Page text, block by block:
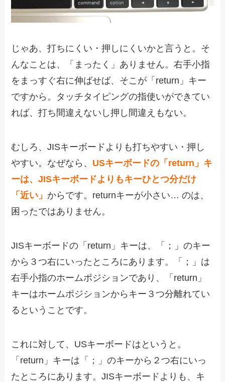
じゃあ、打ちにくい・押しにくいかと言うと。そ
んなことは、「まったく」ありません。右手小指
をまっすぐ右に伸ばせば、そこが「return」キー
ですから。タッチタイピングの指使いができてい
れば、打ち間違えないし押し間違えもない。
むしろ、JISキーボードよりも打ちやすい・押し
やすい。なぜなら、 USキーボードの「return」キ
ーは、JISキーボードよりもキーひとつ分だけ
「近い」 からです。returnキーが小さい… のは、
困ったではありません。
JISキーボードの「return」キーは、「；」のキー
から３つ右にいったところにあります。「；」は
右手小指のホームポジションであり、「return」
キーはホームポジションからキー３つ分離れてい
るということです。
これに対して、USキーボードはというと。
「return」キーは「；」のキーから２つ右にいっ
たところにあります。JISキーボードよりも、キ